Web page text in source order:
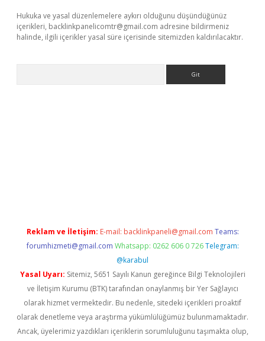
Hukuka ve yasal düzenlemelere aykırı olduğunu düşündüğünüz
içerikleri, backlinkpanelicomtr@gmail.com adresine bildirmeniz
halinde, ilgili içerikler yasal süre içerisinde sitemizden kaldırılacaktır.
Reklam ve İletişim: E-mail: backlinkpaneli@gmail.com Teams:
forumhizmeti@gmail.com Whatsapp: 0262 606 0 726 Telegram:
@karabul
Yasal Uyarı: Sitemiz, 5651 Sayılı Kanun gereğince Bilgi Teknolojileri
ve İletişim Kurumu (BTK) tarafından onaylanmış bir Yer Sağlayıcı
olarak hizmet vermektedir. Bu nedenle, sitedeki içerikleri proaktif
olarak denetleme veya araştırma yükümlülüğümüz bulunmamaktadır.
Ancak, üyelerimiz yazdıkları içeriklerin sorumluluğunu taşımakta olup,